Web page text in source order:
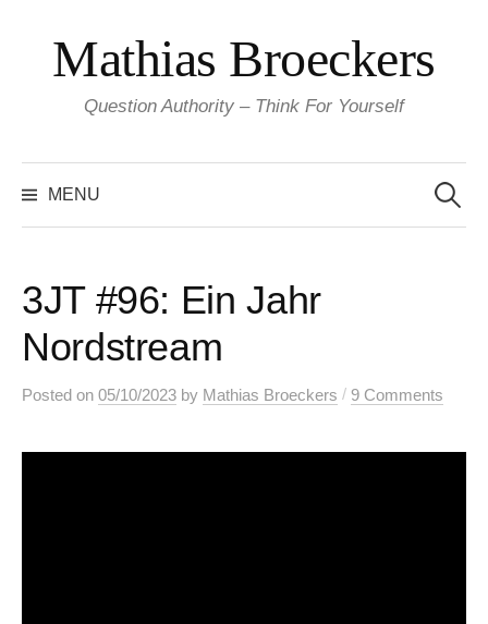
content
Mathias Broeckers
Question Authority – Think For Yourself
MENU
for:
3JT #96: Ein Jahr
Nordstream
Posted on 05/10/2023 by Mathias Broeckers / 9 Comments